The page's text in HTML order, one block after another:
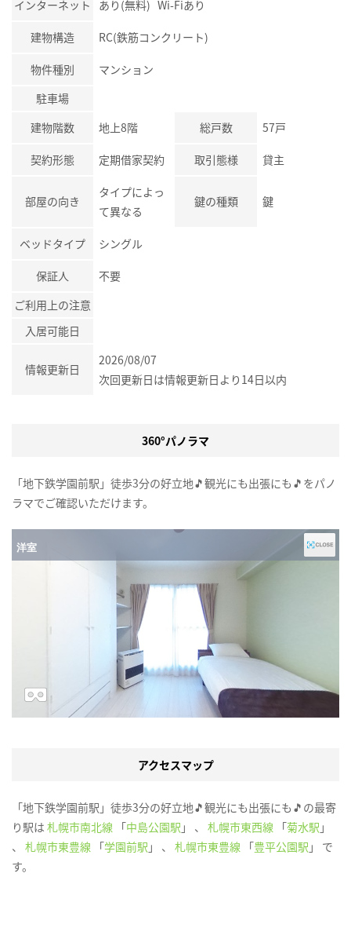
インターネット あり(無料) Wi-Fiあり
建物構造 RC(鉄筋コンクリート)
物件種別
マンション
駐車場
建物階数
地上8階 総戸数 57戸
契約形態 定期借家契約 取引態様 貸主
部屋の向き
タイプによっ
て異なる
鍵の種類 鍵
ベッドタイプ シングル
保証人
不要
ご利用上の注意
入居可能日
情報更新日
2026/08/07
次回更新日は情報更新日より14日以内
360°パノラマ
「地下鉄学園前駅」徒歩3分の好立地🎵観光にも出張にも🎵をパノ
ラマでご確認いただけます。
アクセスマップ
「地下鉄学園前駅」徒歩3分の好立地🎵観光にも出張にも🎵の最寄
り駅は 札幌市南北線 「中島公園駅 」 、 札幌市東西線 「菊水駅 」
、 札幌市東豊線 「学園前駅 」 、 札幌市東豊線 「豊平公園駅 」 で
す。